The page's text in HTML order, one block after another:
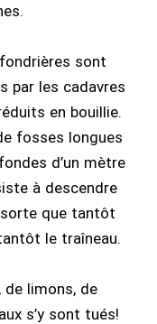
sont
par les cadavres
en bouillie.
fosses longues
d’un mètre
à descendre
que tantôt
le traîneau.
de limons, de
s’y sont tués!